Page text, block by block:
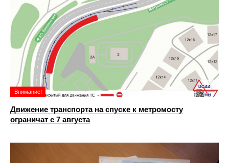
Внимание!
Движение транспорта на спуске к метромосту
ограничат с 7 августа